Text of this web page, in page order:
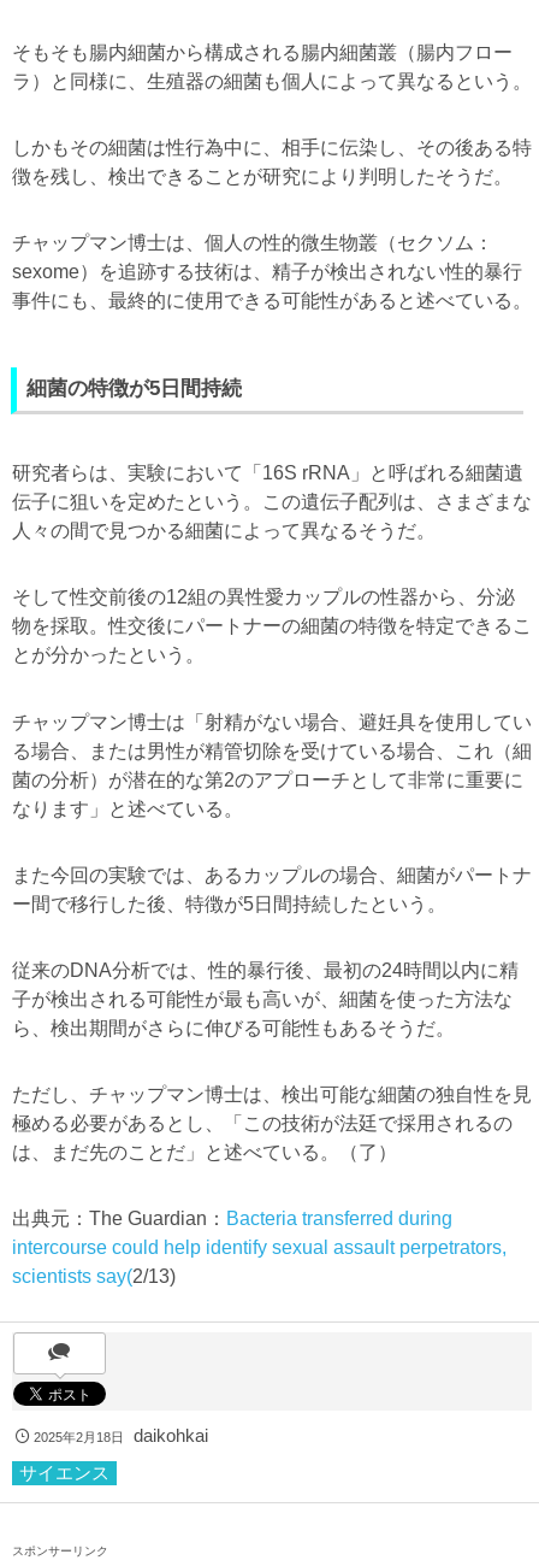
そもそも腸内細菌から構成される腸内細菌叢（腸内フロー
ラ）と同様に、生殖器の細菌も個人によって異なるという。
しかもその細菌は性行為中に、相手に伝染し、その後ある特
徴を残し、検出できることが研究により判明したそうだ。
チャップマン博士は、個人の性的微生物叢（セクソム：
sexome）を追跡する技術は、精子が検出されない性的暴行
事件にも、最終的に使用できる可能性があると述べている。
細菌の特徴が5日間持続
研究者らは、実験において「16S rRNA」と呼ばれる細菌遺
伝子に狙いを定めたという。この遺伝子配列は、さまざまな
人々の間で見つかる細菌によって異なるそうだ。
そして性交前後の12組の異性愛カップルの性器から、分泌
物を採取。性交後にパートナーの細菌の特徴を特定できるこ
とが分かったという。
チャップマン博士は「射精がない場合、避妊具を使用してい
る場合、または男性が精管切除を受けている場合、これ（細
菌の分析）が潜在的な第2のアプローチとして非常に重要に
なります」と述べている。
また今回の実験では、あるカップルの場合、細菌がパートナ
ー間で移行した後、特徴が5日間持続したという。
従来のDNA分析では、性的暴行後、最初の24時間以内に精
子が検出される可能性が最も高いが、細菌を使った方法な
ら、検出期間がさらに伸びる可能性もあるそうだ。
ただし、チャップマン博士は、検出可能な細菌の独自性を見
極める必要があるとし、「この技術が法廷で採用されるの
は、まだ先のことだ」と述べている。（了）
出典元：The Guardian： Bacteria transferred during
intercourse could help identify sexual assault perpetrators,
scientists say(2/13)
2025年2月18日
daikohkai
サイエンス
スポンサーリンク